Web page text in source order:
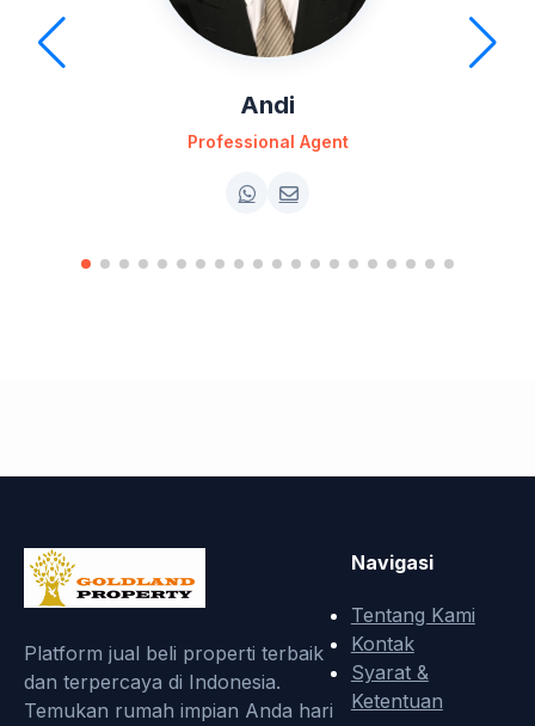
Andi
Professional Agent
Platform jual beli properti terbaik
dan terpercaya di Indonesia.
Temukan rumah impian Anda hari
Navigasi
Tentang Kami
Kontak
Syarat &
Ketentuan